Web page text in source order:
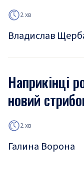
2 хв
Владислав
Наприкінці
новий
2 хв
Галина Ворона